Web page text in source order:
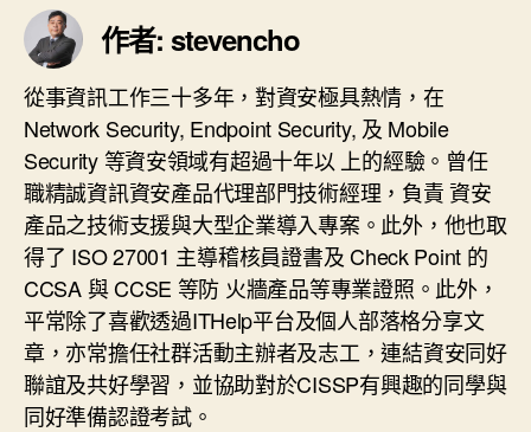
作者: stevencho
從事資訊工作三十多年，對資安極具熱情，在
Network Security, Endpoint Security, 及 Mobile
Security 等資安領域有超過十年以 上的經驗。曾任
職精誠資訊資安產品代理部門技術經理，負責 資安
產品之技術支援與大型企業導入專案。此外，他也取
得了 ISO 27001 主導稽核員證書及 Check Point 的
CCSA 與 CCSE 等防 火牆產品等專業證照。此外，
平常除了喜歡透過ITHelp平台及個人部落格分享文
章，亦常擔任社群活動主辦者及志工，連結資安同好
聯誼及共好學習，並協助對於CISSP有興趣的同學與
同好準備認證考試。